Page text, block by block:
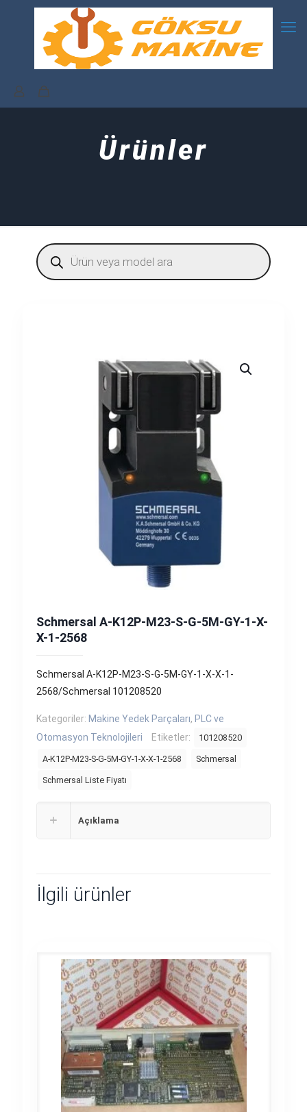
Ürünler
Products
search
Schmersal A-K12P-M23-S-G-5M-GY-1-X-
X-1-2568
Schmersal A-K12P-M23-S-G-5M-GY-1-X-X-1-
2568/Schmersal 101208520
Kategoriler: Makine Yedek Parçaları, PLC ve
Otomasyon Teknolojileri
Etiketler: 101208520
A-K12P-M23-S-G-5M-GY-1-X-X-1-2568 Schmersal
Schmersal Liste Fiyatı
Açıklama
İlgili ürünler